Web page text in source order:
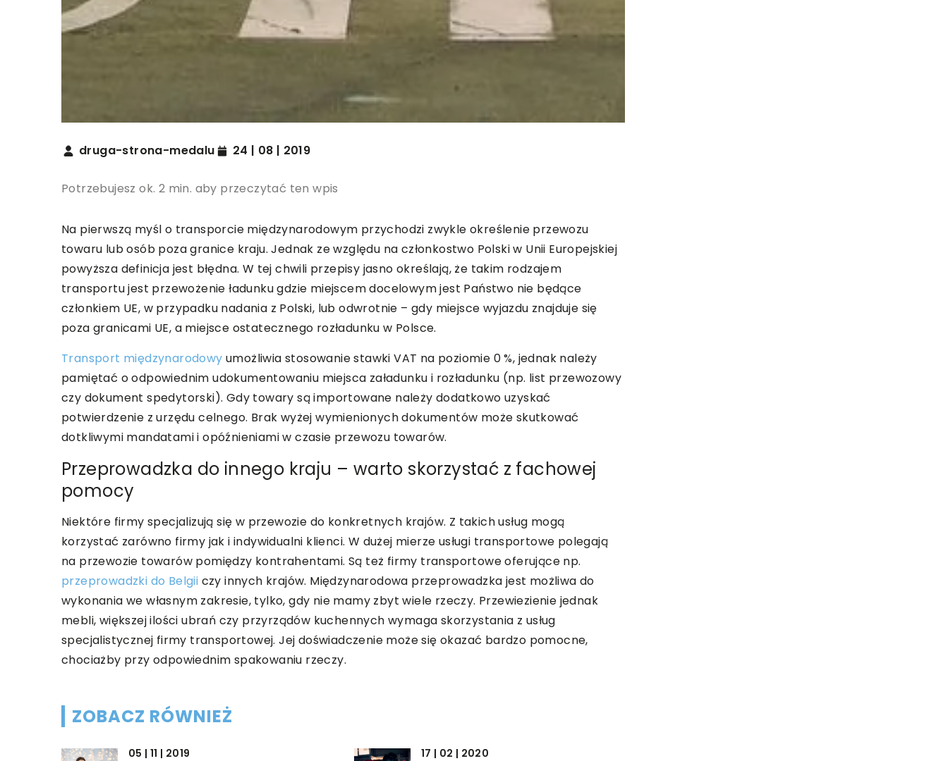
druga-strona-medalu 24 | 08 | 2019
Potrzebujesz ok. 2 min. aby przeczytać ten wpis
Na pierwszą myśl o transporcie międzynarodowym przychodzi zwykle określenie przewozu
towaru lub osób poza granice kraju. Jednak ze względu na członkostwo Polski w Unii Europejskiej
powyższa definicja jest błędna. W tej chwili przepisy jasno określają, że takim rodzajem
transportu jest przewożenie ładunku gdzie miejscem docelowym jest Państwo nie będące
członkiem UE, w przypadku nadania z Polski, lub odwrotnie – gdy miejsce wyjazdu znajduje się
poza granicami UE, a miejsce ostatecznego rozładunku w Polsce.
Transport międzynarodowy umożliwia stosowanie stawki VAT na poziomie 0 %, jednak należy
pamiętać o odpowiednim udokumentowaniu miejsca załadunku i rozładunku (np. list przewozowy
czy dokument spedytorski). Gdy towary są importowane należy dodatkowo uzyskać
potwierdzenie z urzędu celnego. Brak wyżej wymienionych dokumentów może skutkować
dotkliwymi mandatami i opóźnieniami w czasie przewozu towarów.
Przeprowadzka do innego kraju – warto skorzystać z fachowej
pomocy
Niektóre firmy specjalizują się w przewozie do konkretnych krajów. Z takich usług mogą
korzystać zarówno firmy jak i indywidualni klienci. W dużej mierze usługi transportowe polegają
na przewozie towarów pomiędzy kontrahentami. Są też firmy transportowe oferujące np.
przeprowadzki do Belgii czy innych krajów. Międzynarodowa przeprowadzka jest możliwa do
wykonania we własnym zakresie, tylko, gdy nie mamy zbyt wiele rzeczy. Przewiezienie jednak
mebli, większej ilości ubrań czy przyrządów kuchennych wymaga skorzystania z usług
specjalistycznej firmy transportowej. Jej doświadczenie może się okazać bardzo pomocne,
chociażby przy odpowiednim spakowaniu rzeczy.
ZOBACZ RÓWNIEŻ
05 | 11 | 2019 17 | 02 | 2020